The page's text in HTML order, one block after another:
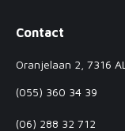
Contact
Oranjelaan 2, 7316
(055) 360 34 39
(06) 288 32 712